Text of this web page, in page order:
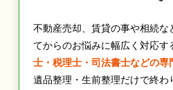
不動産売却、賃貸の事や相続な
てからのお悩みに幅広く対応す
士・税理士・司法書士などの専
遺品整理・生前整理だけで終わ